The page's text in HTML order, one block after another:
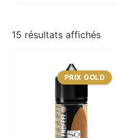
15 résultats affichés
PRIX GOLD